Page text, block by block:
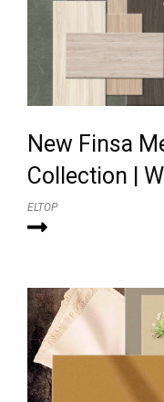
New Finsa
Collection |
ELTOP